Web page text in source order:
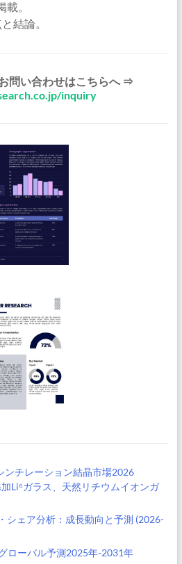
。
結論。
問い合わせはこちらへ ⇒
inquiry
ンチレーション結晶市場2026
Li⁶ガラス、天然リチウムイオンガ
シェア分析：成長動向と予測 (2026-
ローバル予測2025年-2031年